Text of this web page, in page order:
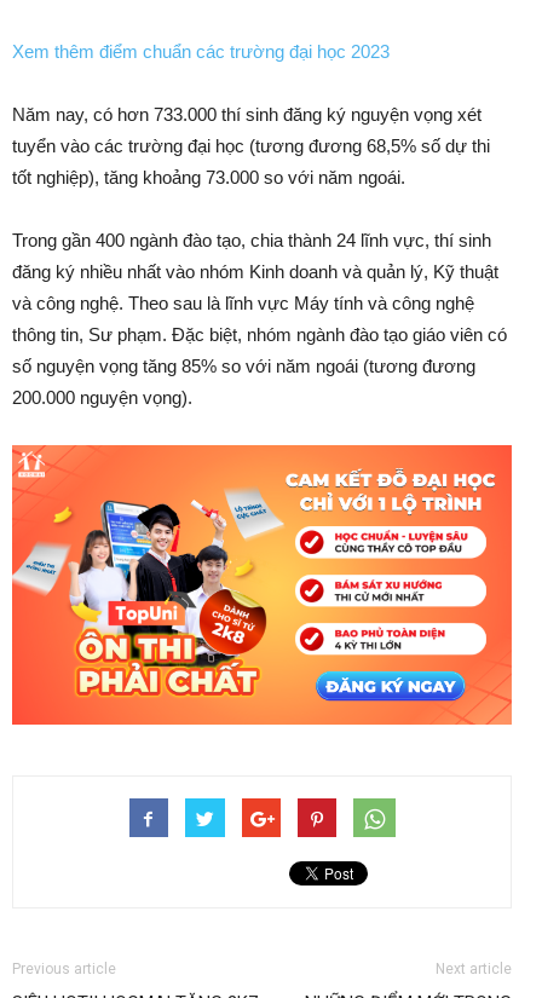
Xem thêm điểm chuẩn các trường đại học 2023
Năm nay, có hơn 733.000 thí sinh đăng ký nguyện vọng xét
tuyển vào các trường đại học (tương đương 68,5% số dự thi
tốt nghiệp), tăng khoảng 73.000 so với năm ngoái.
Trong gần 400 ngành đào tạo, chia thành 24 lĩnh vực, thí sinh
đăng ký nhiều nhất vào nhóm Kinh doanh và quản lý, Kỹ thuật
và công nghệ. Theo sau là lĩnh vực Máy tính và công nghệ
thông tin, Sư phạm. Đặc biệt, nhóm ngành đào tạo giáo viên có
số nguyện vọng tăng 85% so với năm ngoái (tương đương
200.000 nguyện vọng).
Previous article Next article